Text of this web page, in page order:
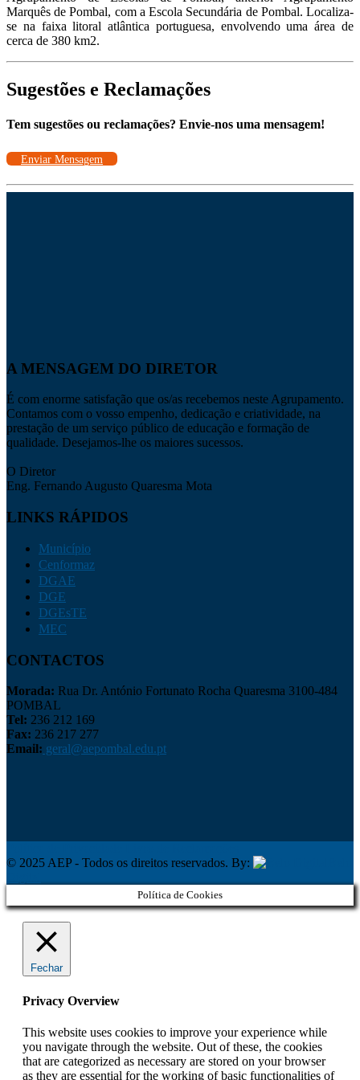
Marquês de Pombal, com a Escola Secundária de Pombal. Localiza-
se na faixa litoral atlântica portuguesa, envolvendo uma área de
cerca de 380 km2.
Sugestões e Reclamações
Tem sugestões ou reclamações? Envie-nos uma mensagem!
Enviar Mensagem
A MENSAGEM DO DIRETOR
É com enorme satisfação que os/as recebemos neste Agrupamento.
Contamos com o vosso empenho, dedicação e criatividade, na
prestação de um serviço público de educação e formação de
qualidade. Desejamos-lhe os maiores sucessos.
O Diretor
Eng. Fernando Augusto Quaresma Mota
LINKS RÁPIDOS
Município
Cenformaz
DGAE
DGE
DGEsTE
MEC
CONTACTOS
Morada: Rua Dr. António Fortunato Rocha Quaresma 3100-484
POMBAL
Tel: 236 212 169
Fax: 236 217 277
Email: geral@aepombal.edu.pt
© 2025 AEP - Todos os direitos reservados. By:
Política de Cookies
Fechar
Privacy Overview
This website uses cookies to improve your experience while
you navigate through the website. Out of these, the cookies
that are categorized as necessary are stored on your browser
as they are essential for the working of basic functionalities of